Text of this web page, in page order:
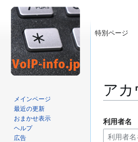
ア
ビ
ゲ
索
に
利用者名
特別ページ
メインページ
最近の更新
おまかせ表示
ヘルプ
広告